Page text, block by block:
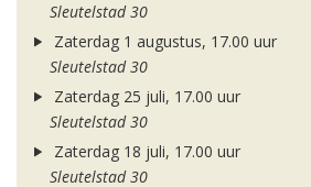
Sleutelstad 30
Zaterdag 1 augustus, 17.00 uur
Sleutelstad 30
Zaterdag 25 juli, 17.00 uur
Sleutelstad 30
Zaterdag 18 juli, 17.00 uur
Sleutelstad 30